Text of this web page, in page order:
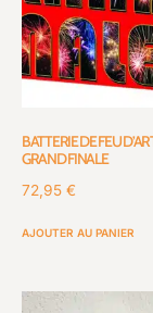
BATTERIE DE FEU
GRAND FINALE
72,95 €
AJOUTER AU PANIER